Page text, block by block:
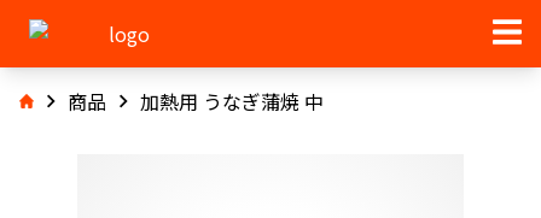
商品 加熱用 うなぎ蒲焼 中